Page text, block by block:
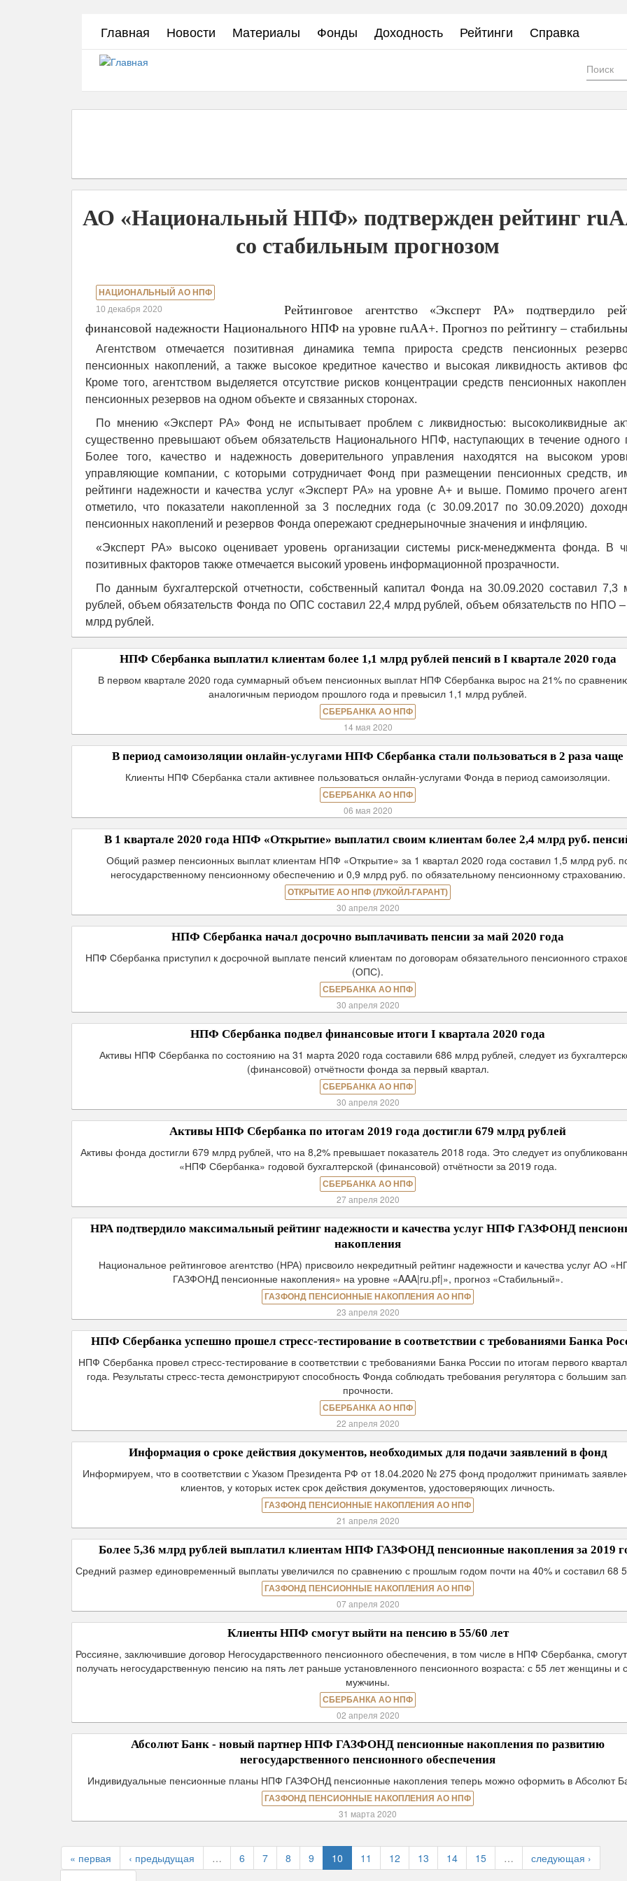
Главная Новости Материалы Фонды Доходность Рейтинги Справка
АО «Национальный НПФ» подтвержден рейтинг
со стабильным прогнозом
НАЦИОНАЛЬНЫЙ АО НПФ
10 декабря 2020
Рейтинговое агентство «Эксперт РА» подтвердило
финансовой надежности Национального НПФ на уровне ruAA+. Прогноз по рейтингу –
Агентством отмечается позитивная динамика темпа прироста средств пенсионных
пенсионных накоплений, а также высокое кредитное качество и высокая ликвидность активов
Кроме того, агентством выделяется отсутствие рисков концентрации средств пенсионных
пенсионных резервов на одном объекте и связанных сторонах.
По мнению «Эксперт РА» Фонд не испытывает проблем с ликвидностью: высоколиквидные
существенно превышают объем обязательств Национального НПФ, наступающих в течение одного
Более того, качество и надежность доверительного управления находятся на высоком
управляющие компании, с которыми сотрудничает Фонд при размещении пенсионных средств,
рейтинги надежности и качества услуг «Эксперт РА» на уровне A+ и выше. Помимо прочего
отметило, что показатели накопленной за 3 последних года (с 30.09.2017 по 30.09.2020)
пенсионных накоплений и резервов Фонда опережают среднерыночные значения и инфляцию.
«Эксперт РА» высоко оценивает уровень организации системы риск-менеджмента фонда. В
позитивных факторов также отмечается высокий уровень информационной прозрачности.
По данным бухгалтерской отчетности, собственный капитал Фонда на 30.09.2020 составил 7,3
рублей, объем обязательств Фонда по ОПС составил 22,4 млрд рублей, объем обязательств по НПО
млрд рублей.
НПФ Сбербанка выплатил клиентам более 1,1 млрд рублей пенсий в I квартале 2020 года
В первом квартале 2020 года суммарный объем пенсионных выплат НПФ Сбербанка вырос на 21% по
аналогичным периодом прошлого года и превысил 1,1 млрд рублей.
СБЕРБАНКА АО НПФ
14 мая 2020
В период самоизоляции онлайн-услугами НПФ Сбербанка стали пользоваться в 2 раза чаще
Клиенты НПФ Сбербанка стали активнее пользоваться онлайн-услугами Фонда в период самоизоляции.
СБЕРБАНКА АО НПФ
06 мая 2020
В 1 квартале 2020 года НПФ «Открытие» выплатил своим клиентам более 2,4 млрд руб.
Общий размер пенсионных выплат клиентам НПФ «Открытие» за 1 квартал 2020 года составил 1,5 млрд руб.
негосударственному пенсионному обеспечению и 0,9 млрд руб. по обязательному пенсионному страхованию.
ОТКРЫТИЕ АО НПФ (ЛУКОЙЛ-ГАРАНТ)
30 апреля 2020
НПФ Сбербанка начал досрочно выплачивать пенсии за май 2020 года
НПФ Сбербанка приступил к досрочной выплате пенсий клиентам по договорам обязательного пенсионного
(ОПС).
СБЕРБАНКА АО НПФ
30 апреля 2020
НПФ Сбербанка подвел финансовые итоги I квартала 2020 года
Активы НПФ Сбербанка по состоянию на 31 марта 2020 года составили 686 млрд рублей, следует из
(финансовой) отчётности фонда за первый квартал.
СБЕРБАНКА АО НПФ
30 апреля 2020
Активы НПФ Сбербанка по итогам 2019 года достигли 679 млрд рублей
Активы фонда достигли 679 млрд рублей, что на 8,2% превышает показатель 2018 года. Это следует из
«НПФ Сбербанка» годовой бухгалтерской (финансовой) отчётности за 2019 года.
СБЕРБАНКА АО НПФ
27 апреля 2020
НРА подтвердило максимальный рейтинг надежности и качества услуг НПФ ГАЗФОНД
накопления
Национальное рейтинговое агентство (НРА) присвоило некредитный рейтинг надежности и качества услуг АО
ГАЗФОНД пенсионные накопления» на уровне «AAA|ru.pf|», прогноз «Стабильный».
ГАЗФОНД ПЕНСИОННЫЕ НАКОПЛЕНИЯ АО НПФ
23 апреля 2020
НПФ Сбербанка успешно прошел стресс-тестирование в соответствии с требованиями Банка
НПФ Сбербанка провел стресс-тестирование в соответствии с требованиями Банка России по итогам первого
года. Результаты стресс-теста демонстрируют способность Фонда соблюдать требования регулятора с большим
прочности.
СБЕРБАНКА АО НПФ
22 апреля 2020
Информация о сроке действия документов, необходимых для подачи заявлений в фонд
Информируем, что в соответствии с Указом Президента РФ от 18.04.2020 № 275 фонд продолжит принимать
клиентов, у которых истек срок действия документов, удостоверяющих личность.
ГАЗФОНД ПЕНСИОННЫЕ НАКОПЛЕНИЯ АО НПФ
21 апреля 2020
Более 5,36 млрд рублей выплатил клиентам НПФ ГАЗФОНД пенсионные накопления за 2019
Средний размер единовременный выплаты увеличился по сравнению с прошлым годом почти на 40% и составил 68
ГАЗФОНД ПЕНСИОННЫЕ НАКОПЛЕНИЯ АО НПФ
07 апреля 2020
Клиенты НПФ смогут выйти на пенсию в 55/60 лет
Россияне, заключившие договор Негосударственного пенсионного обеспечения, в том числе в НПФ Сбербанка,
получать негосударственную пенсию на пять лет раньше установленного пенсионного возраста: с 55 лет женщины и
мужчины.
СБЕРБАНКА АО НПФ
02 апреля 2020
Абсолют Банк - новый партнер НПФ ГАЗФОНД пенсионные накопления по развитию
негосударственного пенсионного обеспечения
Индивидуальные пенсионные планы НПФ ГАЗФОНД пенсионные накопления теперь можно оформить в Абсолют
ГАЗФОНД ПЕНСИОННЫЕ НАКОПЛЕНИЯ АО НПФ
31 марта 2020
« первая ‹ предыдущая … 6 7 8 9 10 11 12 13 14 15 …
следующая ›